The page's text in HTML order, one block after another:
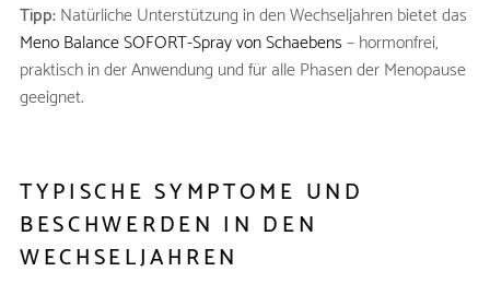
Tipp:Natürliche Unterstützung in den Wechseljahren bietet das
Meno Balance SOFORT-Spray von Schaebens– hormonfrei,
praktisch in der Anwendung und für alle Phasen der Menopause
geeignet.
TYPISCHE SYMPTOME UND
BESCHWERDEN IN DEN
WECHSELJAHREN